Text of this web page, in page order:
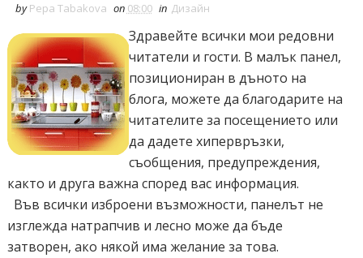
by Pepa Tabakova on 08:00 in Дизайн
Здравейте всички мои редовни
читатели и гости. В малък панел,
позициониран в дъното на
блога, можете да благодарите на
читателите за посещението или
да дадете хипервръзки,
съобщения, предупреждения,
както и друга важна според вас информация.
Във всички изброени възможности, панелът не
изглежда натрапчив и лесно може да бъде
затворен, ако някой има желание за това.